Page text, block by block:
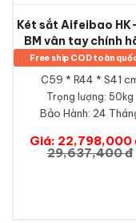
Két sắt Aifeibao
BM vân tay chính
Free ship COD toàn
C59 * R44 * S41
Trọng lượng: 50kg
Bảo Hành: 24
Giá: 22,798,000
29,637,400 đ